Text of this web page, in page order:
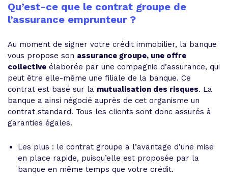
Qu’est-ce que le contrat groupe de
l’assurance emprunteur ?
Au moment de signer votre crédit immobilier, la banque
vous propose son assurance groupe, une offre
collective élaborée par une compagnie d’assurance, qui
peut être elle-même une filiale de la banque. Ce
contrat est basé sur la mutualisation des risques. La
banque a ainsi négocié auprès de cet organisme un
contrat standard. Tous les clients sont donc assurés à
garanties égales.
Les plus : le contrat groupe a l’avantage d’une mise
en place rapide, puisqu’elle est proposée par la
banque en même temps que votre crédit.